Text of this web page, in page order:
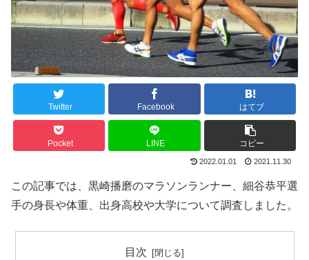
Twitter Facebook はてブ
Pocket LINE コピー
2022.01.01 2021.11.30
この記事では、黒崎播磨のマラソンランナー、細谷恭平選
手の身長や体重、出身高校や大学について調査しました。
目次